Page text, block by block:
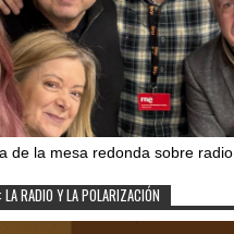
de la mesa redonda sobre radio
LA RADIO Y LA POLARIZACIÓN